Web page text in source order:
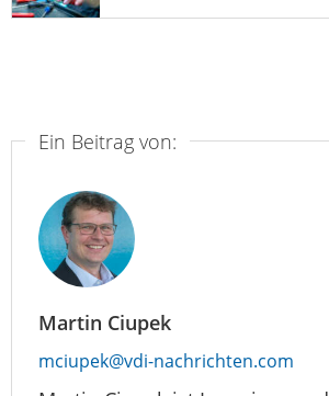
Ein Beitrag von:
Martin Ciupek
mciupek@vdi-nachrichten.com